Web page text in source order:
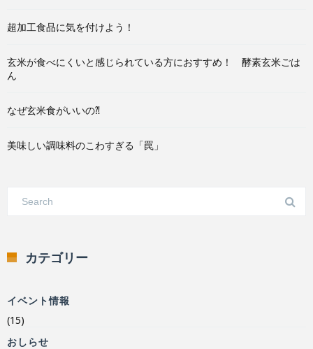
超加工食品に気を付けよう！
玄米が食べにくいと感じられている方におすすめ！ 酵素玄米ごは
ん
なぜ玄米食がいいの⁈
美味しい調味料のこわすぎる「罠」
カテゴリー
イベント情報
(15)
おしらせ